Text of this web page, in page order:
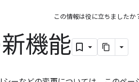
この情報は役に立ちましたか
機能